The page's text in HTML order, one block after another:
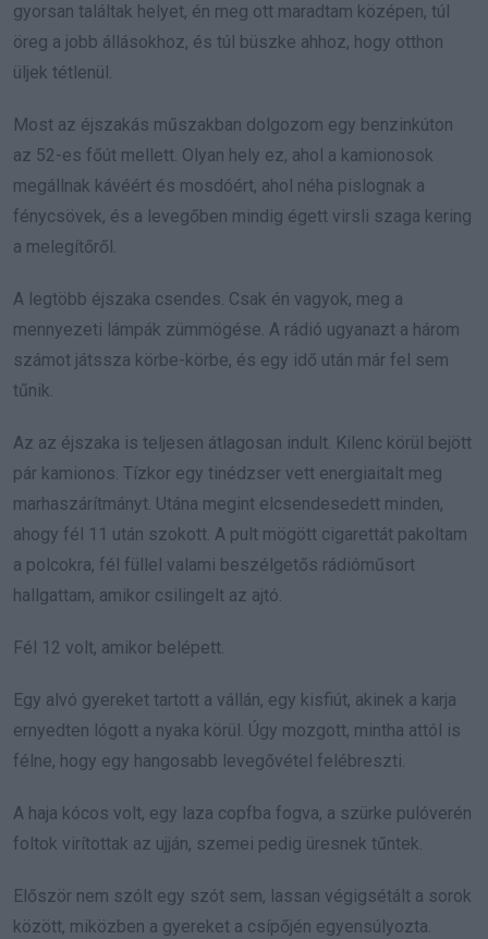
gyorsan találtak helyet, én meg ott maradtam középen, túl
öreg a jobb állásokhoz, és túl büszke ahhoz, hogy otthon
üljek tétlenül.
Most az éjszakás műszakban dolgozom egy benzinkúton
az 52-es főút mellett. Olyan hely ez, ahol a kamionosok
megállnak kávéért és mosdóért, ahol néha pislognak a
fénycsövek, és a levegőben mindig égett virsli szaga kering
a melegítőről.
A legtöbb éjszaka csendes. Csak én vagyok, meg a
mennyezeti lámpák zümmögése. A rádió ugyanazt a három
számot játssza körbe-körbe, és egy idő után már fel sem
tűnik.
Az az éjszaka is teljesen átlagosan indult. Kilenc körül bejött
pár kamionos. Tízkor egy tinédzser vett energiaitalt meg
marhaszárítmányt. Utána megint elcsendesedett minden,
ahogy fél 11 után szokott. A pult mögött cigarettát pakoltam
a polcokra, fél füllel valami beszélgetős rádióműsort
hallgattam, amikor csilingelt az ajtó.
Fél 12 volt, amikor belépett.
Egy alvó gyereket tartott a vállán, egy kisfiút, akinek a karja
ernyedten lógott a nyaka körül. Úgy mozgott, mintha attól is
félne, hogy egy hangosabb levegővétel felébreszti.
A haja kócos volt, egy laza copfba fogva, a szürke pulóverén
foltok virítottak az ujján, szemei pedig üresnek tűntek.
Először nem szólt egy szót sem, lassan végigsétált a sorok
között, miközben a gyereket a csípőjén egyensúlyozta.